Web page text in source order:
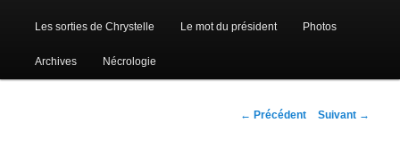
Les sorties de Chrystelle Le mot du président Photos
Archives Nécrologie
Navigation
← Précédent Suivant →